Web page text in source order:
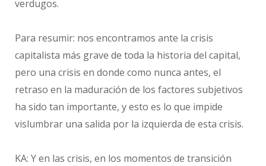
verdugos.
Para resumir: nos encontramos ante la crisis
capitalista más grave de toda la historia del capital,
pero una crisis en donde como nunca antes, el
retraso en la maduración de los factores subjetivos
ha sido tan importante, y esto es lo que impide
vislumbrar una salida por la izquierda de esta crisis.
KA: Y en las crisis, en los momentos de transición